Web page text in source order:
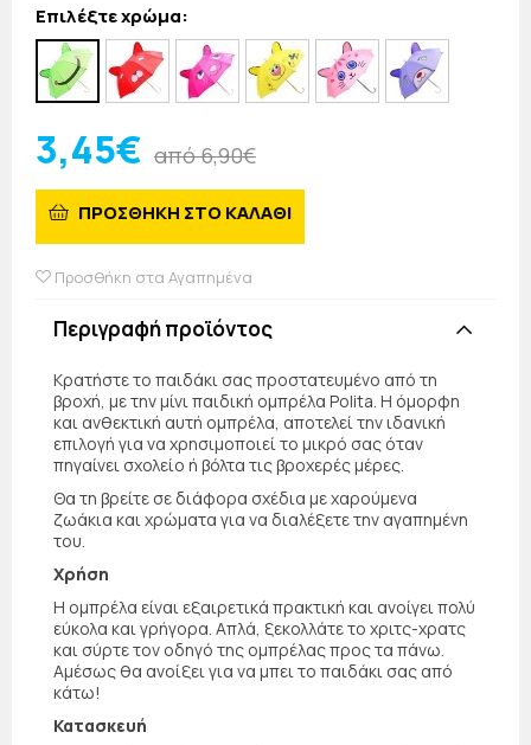
Επιλέξτε χρώμα:
3,45€ από 6,90€
ΠΡΟΣΘΗΚΗ ΣΤΟ ΚΑΛΑΘΙ
Προσθήκη στα Αγαπημένα
Περιγραφή προϊόντος
Κρατήστε το παιδάκι σας προστατευμένο από τη
βροχή, με την μίνι παιδική ομπρέλα Polita. Η όμορφη
και ανθεκτική αυτή ομπρέλα, αποτελεί την ιδανική
επιλογή για να χρησιμοποιεί το μικρό σας όταν
πηγαίνει σχολείο ή βόλτα τις βροχερές μέρες.
Θα τη βρείτε σε διάφορα σχέδια με χαρούμενα
ζωάκια και χρώματα για να διαλέξετε την αγαπημένη
του.
Χρήση
Η ομπρέλα είναι εξαιρετικά πρακτική και ανοίγει πολύ
εύκολα και γρήγορα. Απλά, ξεκολλάτε το χριτς-χρατς
και σύρτε τον οδηγό της ομπρέλας προς τα πάνω.
Αμέσως θα ανοίξει για να μπει το παιδάκι σας από
κάτω!
Κατασκευή